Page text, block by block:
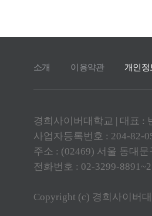
소개 이용약관 개인정
경희사이버대학교 | 대표 :
사업자등록번호 : 204-82-
주소 : (02469) 서울 동대
전화번호 : 02-3299-
Copyright (c) 경희사이버